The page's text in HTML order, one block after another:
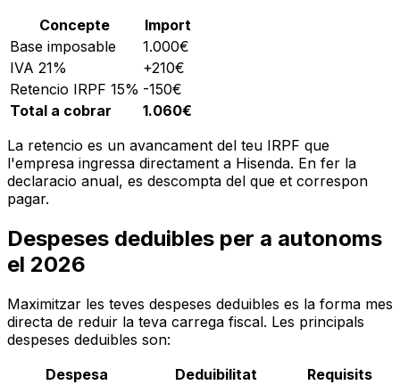
Concepte
Import
Base imposable
1.000€
IVA 21%
+210€
Retencio IRPF 15% -150€
Total a cobrar
1.060€
La retencio es un avancament del teu IRPF que
l'empresa ingressa directament a Hisenda. En fer la
declaracio anual, es descompta del que et correspon
pagar.
Despeses deduibles per a autonoms
el 2026
Maximitzar les teves despeses deduibles es la forma mes
directa de reduir la teva carrega fiscal. Les principals
despeses deduibles son:
Despesa
Deduibilitat
Requisits